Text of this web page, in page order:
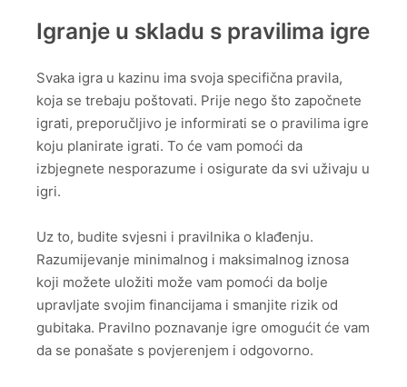
Igranje u skladu s pravilima igre
Svaka igra u kazinu ima svoja specifična pravila,
koja se trebaju poštovati. Prije nego što započnete
igrati, preporučljivo je informirati se o pravilima igre
koju planirate igrati. To će vam pomoći da
izbjegnete nesporazume i osigurate da svi uživaju u
igri.
Uz to, budite svjesni i pravilnika o klađenju.
Razumijevanje minimalnog i maksimalnog iznosa
koji možete uložiti može vam pomoći da bolje
upravljate svojim financijama i smanjite rizik od
gubitaka. Pravilno poznavanje igre omogućit će vam
da se ponašate s povjerenjem i odgovorno.